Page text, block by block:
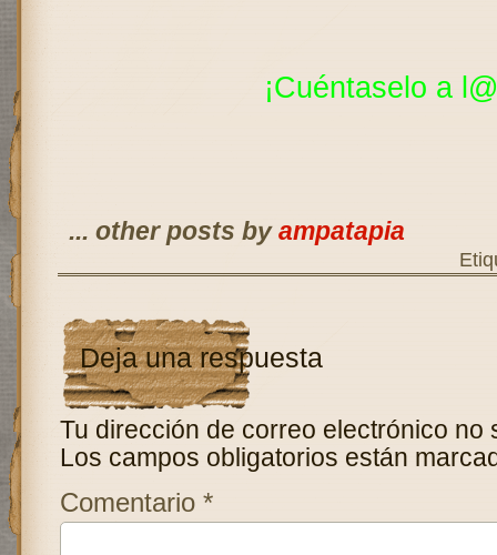
¡Cuéntaselo a
... other posts byampatapia
Deja una respuesta
Tu dirección de correo electrónico no
Los campos obligatorios están
Comentario *